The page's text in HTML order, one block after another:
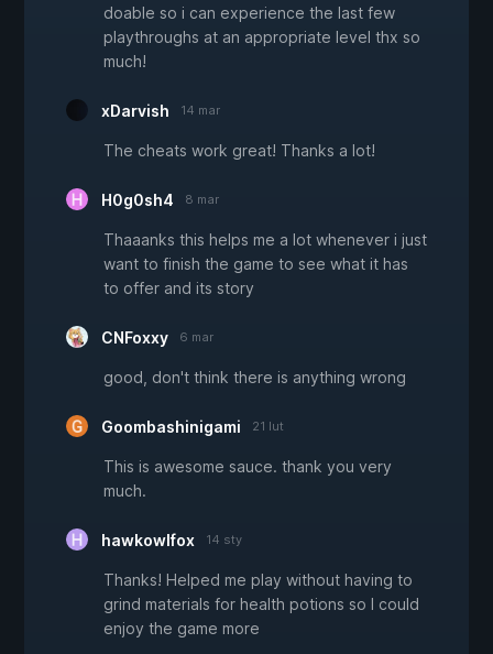
doable so i can experience the last few
playthroughs at an appropriate level thx so
much!
xDarvish 14 mar
The cheats work great! Thanks a lot!
H0g0sh4 8 mar
Thaaanks this helps me a lot whenever i just
want to finish the game to see what it has
to offer and its story
CNFoxxy 6 mar
good, don't think there is anything wrong
Goombashinigami 21 lut
This is awesome sauce. thank you very
much.
hawkowlfox 14 sty
Thanks! Helped me play without having to
grind materials for health potions so I could
enjoy the game more